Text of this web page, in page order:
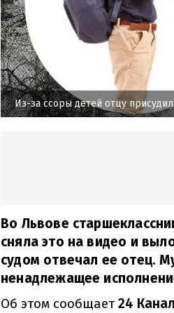
Из-за ссоры детей отцу
Во Львове
сняла это на видео и
судом отвечал ее отец.
ненадлежащее
Об этом сообщает24 Канал